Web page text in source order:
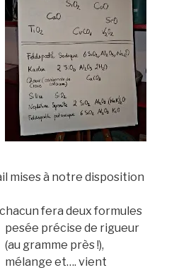
mises à notre disposition
fera deux formules
pesée précise de rigueur
(au gramme près !),
mélange et…. vient